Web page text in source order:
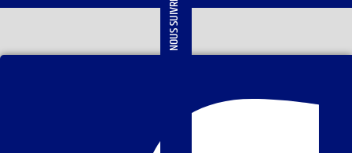
NOUS SUIVRE